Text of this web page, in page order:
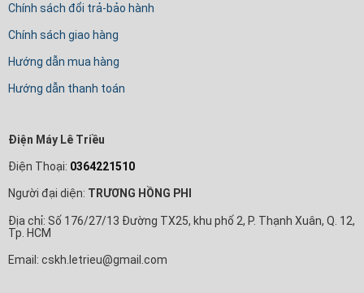
Chính sách đổi trả-bảo hành
Chính sách giao hàng
Hướng dẫn mua hàng
Hướng dẫn thanh toán
Điện Máy Lê Triều
Điện Thoại: 0364221510
Người đại diện: TRƯƠNG HỒNG PHI
Địa chỉ: Số 176/27/13 Đường TX25, khu phố 2, P. Thạnh Xuân, Q. 12,
Tp. HCM
Email: cskh.letrieu@gmail.com